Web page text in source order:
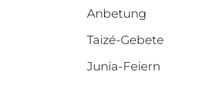
Anbetung
Taizé-Gebete
Junia-Feiern